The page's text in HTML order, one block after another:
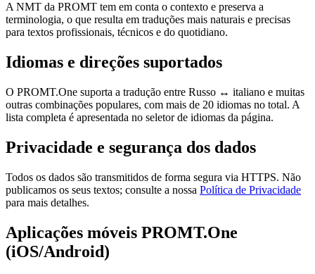
A NMT da PROMT tem em conta o contexto e preserva a
terminologia, o que resulta em traduções mais naturais e precisas
para textos profissionais, técnicos e do quotidiano.
Idiomas e direções suportados
O PROMT.One suporta a tradução entre Russo ↔ italiano e muitas
outras combinações populares, com mais de 20 idiomas no total. A
lista completa é apresentada no seletor de idiomas da página.
Privacidade e segurança dos dados
Todos os dados são transmitidos de forma segura via HTTPS. Não
publicamos os seus textos; consulte a nossa Política de Privacidade
para mais detalhes.
Aplicações móveis PROMT.One
(iOS/Android)